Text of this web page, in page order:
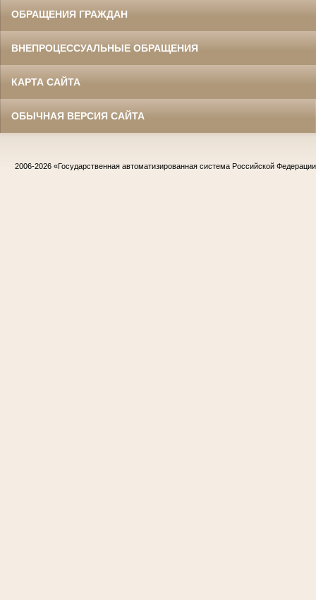
ОБРАЩЕНИЯ ГРАЖДАН
ВНЕПРОЦЕССУАЛЬНЫЕ ОБРАЩЕНИЯ
КАРТА САЙТА
ОБЫЧНАЯ ВЕРСИЯ САЙТА
2006-2026 «Государственная автоматизированная система Российской